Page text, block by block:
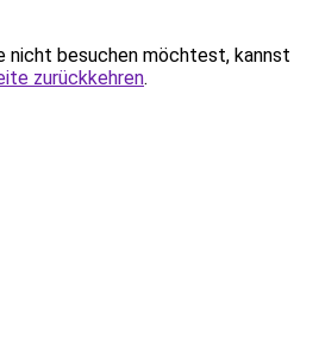
nicht besuchen möchtest, kannst
zurückkehren.